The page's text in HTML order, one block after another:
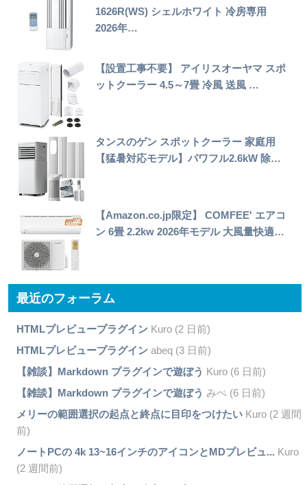
1626R(WS) シェルホワイト 冷房専用
2026年…
【設置工事不要】 アイリスオーヤマ スポ
ットクーラー 4.5～7畳 冷風 送風 …
タンスのゲン スポットクーラー 家庭用
【猛暑対応モデル】パワフル2.6kW 除…
【Amazon.co.jp限定】 COMFEE' エアコ
ン 6畳 2.2kw 2026年モデル 大風量快適…
最近のフォーラム
HTMLプレビュープラグインKuro (2 日前)
HTMLプレビュープラグインabeq (3 日前)
【雑談】Markdown プラグインで遊ぼう Kuro (6 日前)
【雑談】Markdown プラグインで遊ぼう みぺ (6 日前)
メリーの範囲選択の起点と終点に目印をつけたいKuro (2 週間
前)
ノートPCの 4k 13~16インチのアイコンとMDプレビュ... Kuro
(2 週間前)